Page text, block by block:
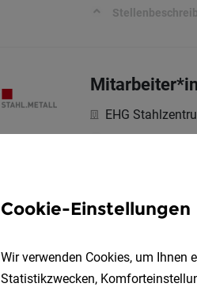
EHG
Technischer
Ihre Aufgaben
Cookie-Einstellungen
Wir verwenden Cookies, um Ihnen
Statistikzwecken,